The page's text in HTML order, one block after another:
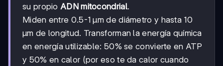
su propio ADN mitocondrial.
Miden entre 0.5-1 μm de diámetro y hasta 10
μm de longitud. Transforman la energía química
en energía utilizable: 50% se convierte en ATP
y 50% en calor (por eso te da calor cuando